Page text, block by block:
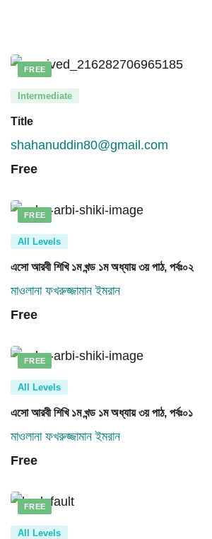
FREE
Intermediate
Title
shahanuddin80@gmail.com
Free
FREE
All Levels
এসো আরবী শিখি ১ম খন্ড ১ম অধ্যায় ৩য় পাঠ, পর্বঃ০২
মাওলানা ফখরুজ্জামান ইমরান
Free
FREE
All Levels
এসো আরবী শিখি ১ম খন্ড ১ম অধ্যায় ৩য় পাঠ, পর্বঃ০১
মাওলানা ফখরুজ্জামান ইমরান
Free
FREE
All Levels